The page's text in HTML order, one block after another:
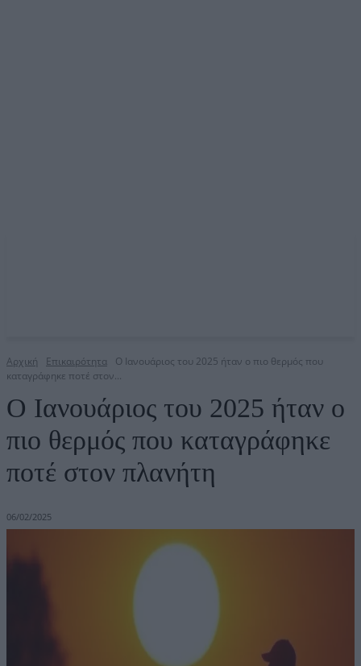
Αρχική Επικαιρότητα
Ο Ιανουάριος του 2025 ήταν ο πιο θερμός που
καταγράφηκε ποτέ στον...
Ο Ιανουάριος του 2025 ήταν ο
πιο θερμός που καταγράφηκε
ποτέ στον πλανήτη
06/02/2025